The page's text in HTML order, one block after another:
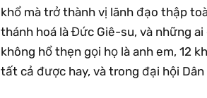
khổ mà trở thành vị lãnh đạo thập
thánh hoá là Đức Giê-su, và những
không hổ thẹn gọi họ là anh em, 12
tất cả được hay, và trong đại hội